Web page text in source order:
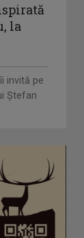
la
invită pe
Ștefan